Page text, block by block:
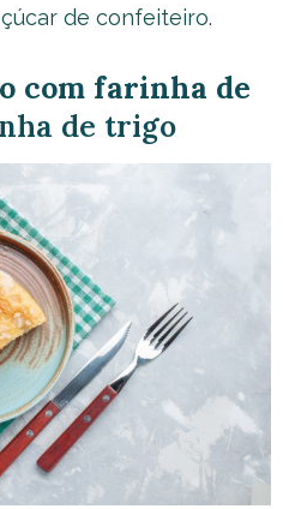
de confeiteiro.
com farinha de
de trigo